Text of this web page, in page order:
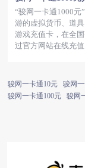
“骏网一卡通1000元
游的虚拟货币、道
游戏充值卡，在全
过官方网站在线充
骏网一卡通10元 骏网
骏网一卡通100元
骏网